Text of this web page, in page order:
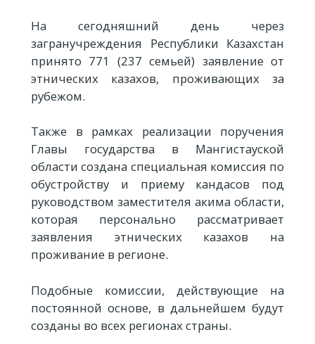
На сегодняшний день через
загранучреждения Республики Казахстан
принято 771 (237 семьей) заявление от
этнических казахов, проживающих за
рубежом.
Также в рамках реализации поручения
Главы государства в Мангистауской
области создана специальная комиссия по
обустройству и приему кандасов под
руководством заместителя акима области,
которая персонально рассматривает
заявления этнических казахов на
проживание в регионе.
Подобные комиссии, действующие на
постоянной основе, в дальнейшем будут
созданы во всех регионах страны.